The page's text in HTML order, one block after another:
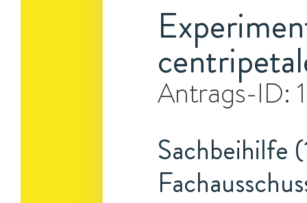
Antrags-ID:
Sachbeihilfe